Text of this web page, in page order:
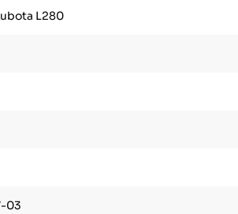
L280
03